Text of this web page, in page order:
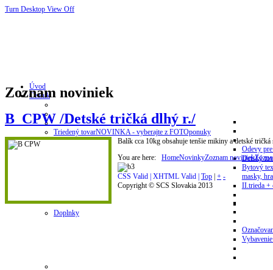
Turn Desktop View Off
Úvod
Cenník
Triedený tovarNOVINKA - vyberajte z FOTOponuky
Odevy
Detský
Bytový
masky,
II.trieda +
Doplnky
Zoznam noviniek
B_CPW /Detské tričká dlhý r./
Balík cca 10kg obsahuje tenšie mikiny a detské
You are here: HomeNovinkyZoznam noviniek
CSS Valid | XHTML Valid | Top + -
Copyright © SCS Slovakia 2013